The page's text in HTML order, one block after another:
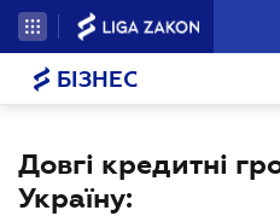
БІЗНЕС
Довгі кредитні
Україну: